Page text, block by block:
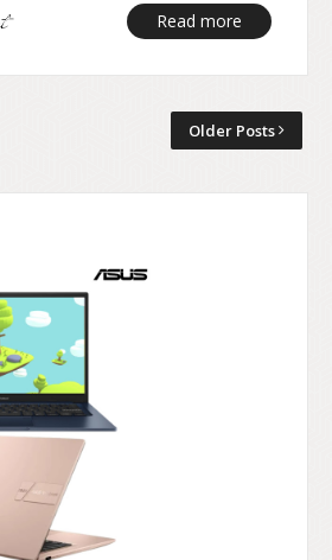
Read more
Older Posts